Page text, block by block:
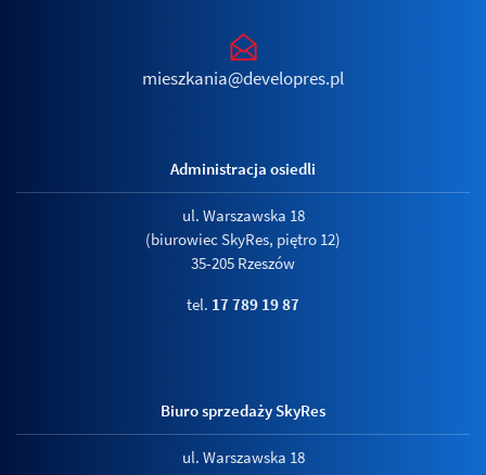
mieszkania@developres.pl
Administracja osiedli
ul. Warszawska 18
(biurowiec SkyRes, piętro 12)
35-205 Rzeszów
tel. 17 789 19 87
Biuro sprzedaży SkyRes
ul. Warszawska 18